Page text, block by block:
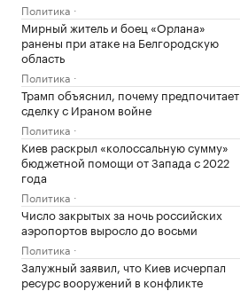
Политика
Мирный житель и боец «Орлана»
ранены при атаке на Белгородскую
область
Политика
Трамп объяснил, почему предпочитает
сделку с Ираном войне
Политика
Киев раскрыл «колоссальную сумму»
бюджетной помощи от Запада с 2022
года
Политика
Число закрытых за ночь российских
аэропортов выросло до восьми
Политика
Залужный заявил, что Киев исчерпал
ресурс вооружений в конфликте